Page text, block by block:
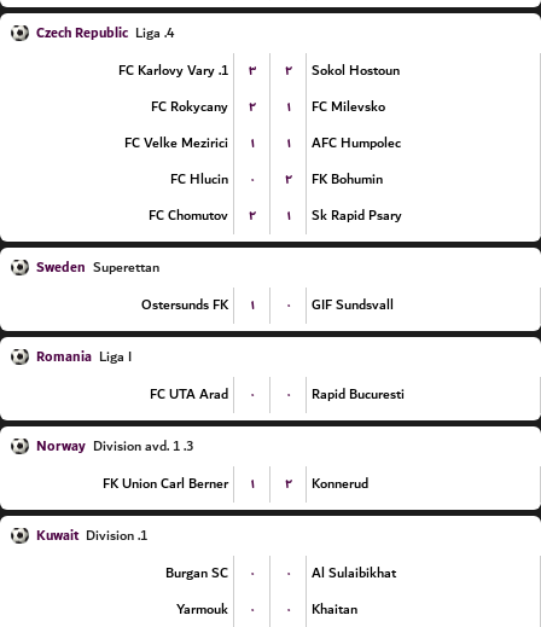
Czech Republic
4. Liga
1. FC Karlovy Vary
۳ ۲
Sokol Hostoun
FC Rokycany
۲ ۱
FC Milevsko
FC Velke Mezirici
۱ ۱
AFC Humpolec
FC Hlucin
۰ ۲
FK Bohumin
FC Chomutov
۲ ۱ Sk Rapid Psary
Sweden Superettan
Ostersunds FK
۱ ۰ GIF Sundsvall
Romania Liga I
FC UTA Arad
۰ ۰ Rapid Bucuresti
Norway
3. Division avd. 1
FK Union Carl Berner
۱ ۲ Konnerud
Kuwait
1. Division
Burgan SC
۰ ۰
Al Sulaibikhat
Yarmouk
۰ ۰ Khaitan